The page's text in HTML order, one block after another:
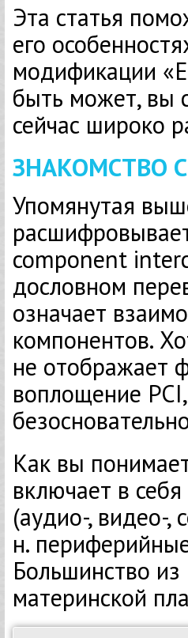
Эта статья
его
модификации
быть может, вы
сейчас широко
ЗНАКОМСТВО
Упомянутая
component
дословном
означает
компонентов.
не отображает
воплощение
Как вы
включает в
(аудио-, видео-,
н.
Большинство
материнской